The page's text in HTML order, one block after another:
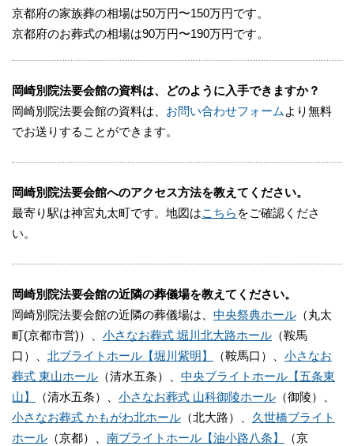
京都府の家族葬の相場は50万円〜150万円です。
京都府のお葬式の相場は90万円〜190万円です。
岡崎別院法要会館の資料は、どのように入手できますか？
岡崎別院法要会館の資料は、 お問い合わせフォーム より無料
でお送りすることができます。
岡崎別院法要会館へのアクセス方法を教えてください。
最寄り駅は神宮丸太町です。地図はこちら をご確認くださ
い。
岡崎別院法要会館の近隣の葬儀場を教えてください。
岡崎別院法要会館の近隣の葬儀場は、 中央祭典ホール （丸太
町(京都市営)）、 小さなお葬式 堀川北大路ホール （鞍馬
口）、 北ブライトホール【堀川紫明】 （鞍馬口）、 小さなお
葬式 東山ホール （清水五条）、 中央ブライトホール【五条東
山】
（清水五条）、 小さなお葬式 山科御陵ホール （御陵）、
小さなお葬式 かもがわ北ホール （北大路）、 久世橋ブライト
ホール （京都）、 南ブライトホール【油小路八条】
（京